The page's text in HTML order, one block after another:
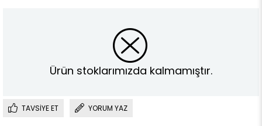
Ürün stoklarımızda kalmamıştır.
TAVSIYE ET YORUM YAZ